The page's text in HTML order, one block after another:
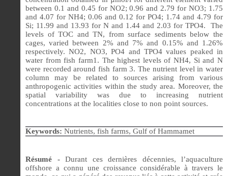
between 0.1 and 0.45 for NO2; 0.96 and 2.79 for NO3; 1.75
and 4.07 for NH4; 0.06 and 0.12 for PO4; 1.74 and 4.79 for
Si; 11.99 and 13.93 for N and 1.44 and 2.03 for TPO4. The
levels of TOC and TN, from surface sediments below the
cages, varied between 2% and 7% and 0.15% and 1.26%
respectively. NO2, NO3, PO4 and TPO4 values peaked in
water from fish farm1. The highest levels of NH4, Si and N
were recorded around fish farm 3.The nutrient level in water
column may be related to sources arising from various
anthropogenic activities within the study area. Moreover, the
spatial variability was due to increasing nutrient
concentrations at the localities close to non point sources.
Keywords: Nutrients, fish farms, Gulf of Hammamet
Résumé - Durant ces dernières décennies, l’aquaculture
offshore a connu une croissance considérable à travers le